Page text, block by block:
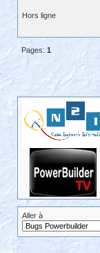
Hors ligne
Pages: 1
Aller à